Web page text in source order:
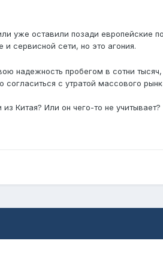
уже оставили позади европейские
сервисной сети, но это агония.
надежность пробегом в сотни тысяч,
с утратой массового
Китая? Или он чего-то не учитывает?